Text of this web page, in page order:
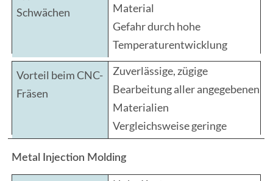
Material
Gefahr durch hohe
Temperaturentwicklung
Zuverlässige, zügige
Bearbeitung aller angegebenen
Materialien
Vergleichsweise geringe
Metal Injection Molding